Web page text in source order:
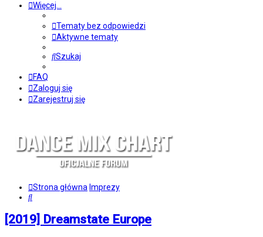
Więcej…
Tematy bez odpowiedzi
Aktywne tematy
Szukaj
FAQ
Zaloguj się
Zarejestruj się
Strona główna Imprezy
Szukaj
[2019] Dreamstate Europe